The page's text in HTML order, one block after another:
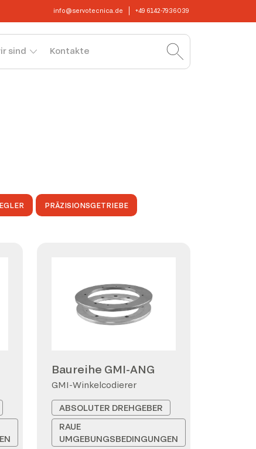
info@servotecnica.de +49 6142-7936039
sind Kontakte
PRÄZISIONSGETRIEBE
Baureihe GMI-ANG
GMI-Winkelcodierer
ABSOLUTER DREHGEBER
RAUE
UMGEBUNGSBEDINGUNGEN